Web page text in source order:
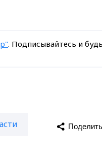
. Подписывайтесь и